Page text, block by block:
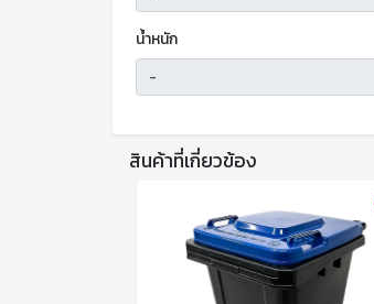
น้ำหนัก
สินค้าที่เกี่ยวข้อง